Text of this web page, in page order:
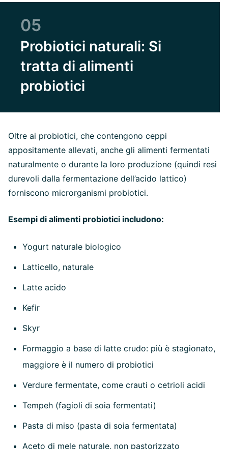
05
Probiotici naturali: Si
tratta di alimenti
probiotici
Oltre ai probiotici, che contengono ceppi
appositamente allevati, anche gli alimenti fermentati
naturalmente o durante la loro produzione (quindi resi
durevoli dalla fermentazione dell’acido lattico)
forniscono microrganismi probiotici.
Esempi di alimenti probiotici includono:
Yogurt naturale biologico
Latticello, naturale
Latte acido
Kefir
Skyr
Formaggio a base di latte crudo: più è stagionato,
maggiore è il numero di probiotici
Verdure fermentate, come crauti o cetrioli acidi
Tempeh (fagioli di soia fermentati)
Pasta di miso (pasta di soia fermentata)
Aceto di mele naturale, non pastorizzato